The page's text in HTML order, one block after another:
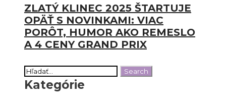
ZLATÝ KLINEC 2025 ŠTARTUJE
OPÄŤ S NOVINKAMI: VIAC
PORÔT, HUMOR AKO REMESLO
A 4 CENY GRAND PRIX
Kategórie